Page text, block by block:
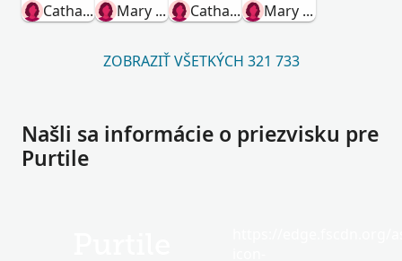
Catharine Meehen
Mary Meehen
Catharine Meehen
Mary Purtile Purtile
ZOBRAZIŤ VŠETKÝCH 321 733
Našli sa informácie o priezvisku pre
Purtile